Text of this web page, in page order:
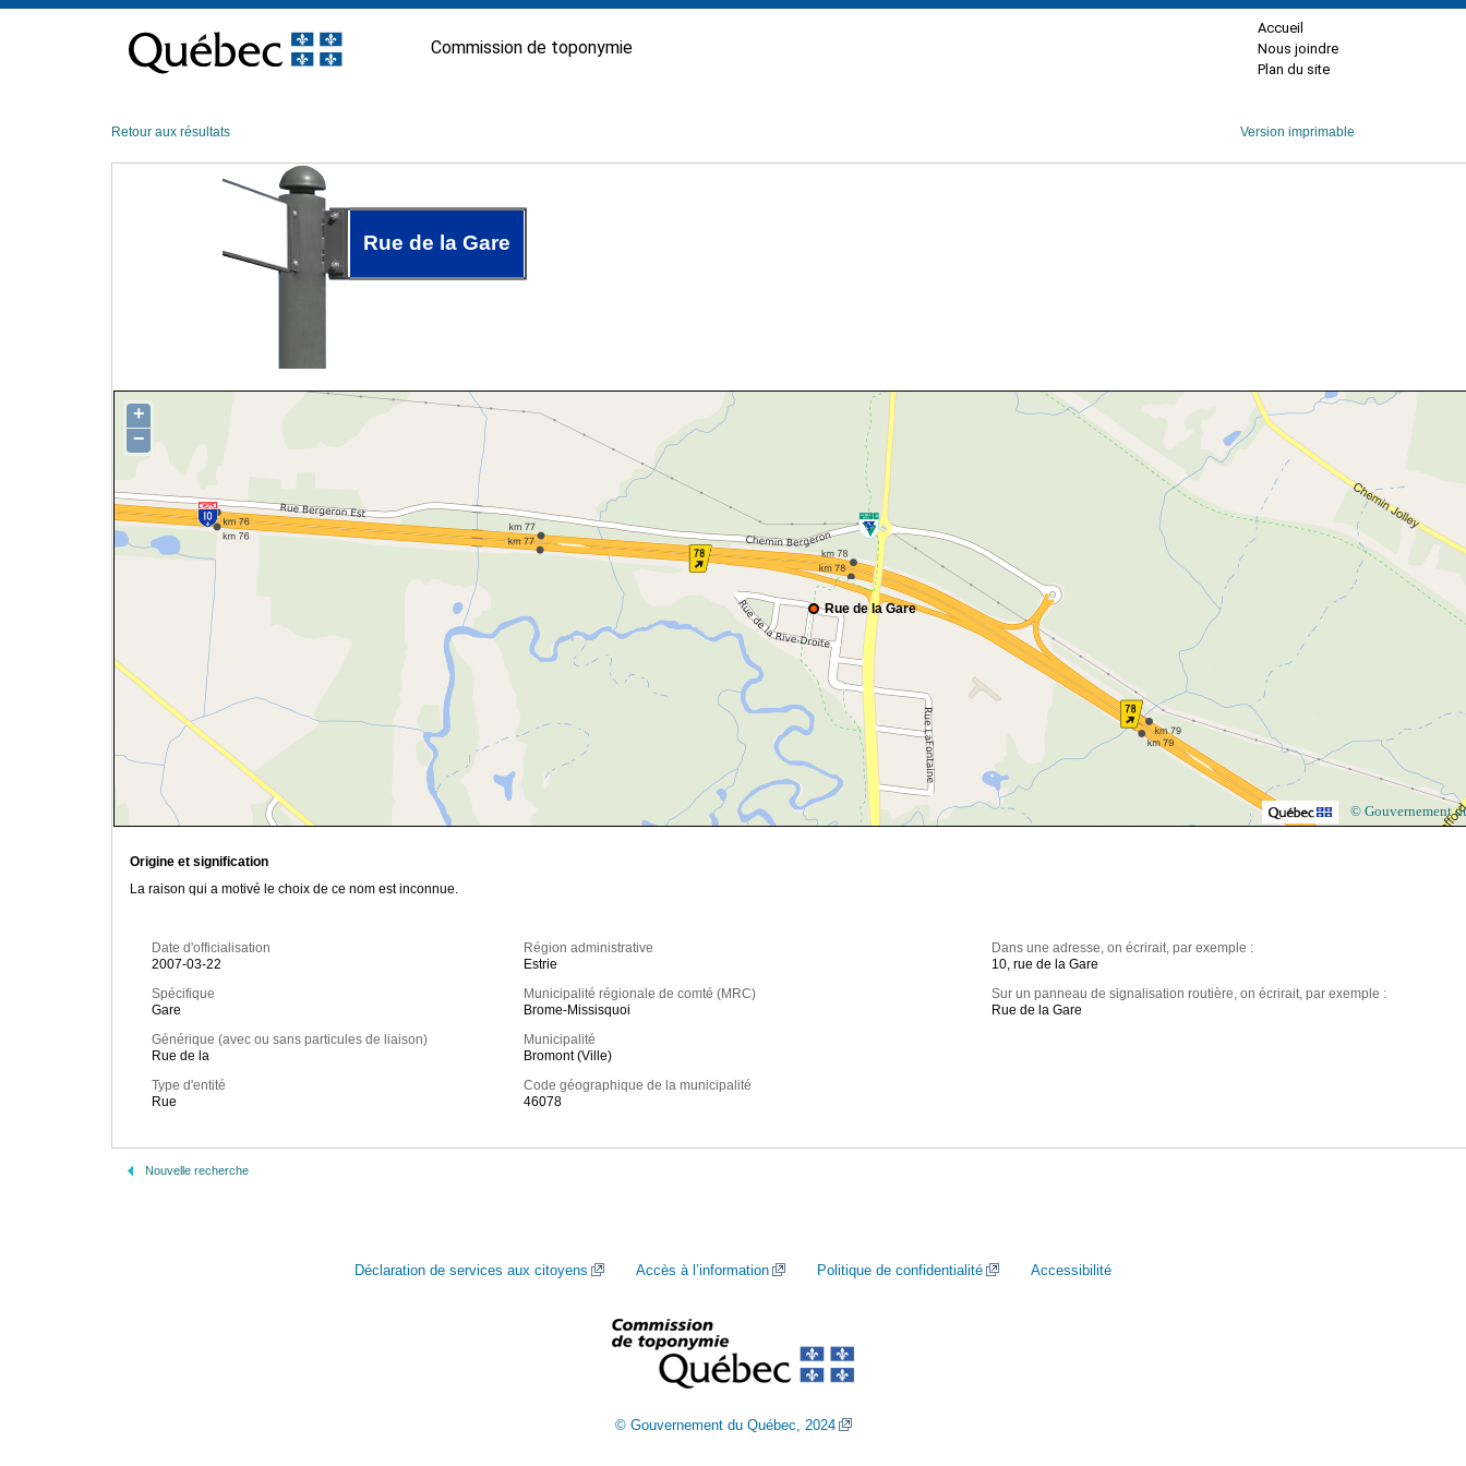
contenu
Commission de toponymie
Accueil
Nous joindre
Plan du site
Retour aux résultats Version imprimable
Rue de la Gare
Rue de la Gare
+
−
© Gouvernement
Origine et signification
La raison qui a motivé le choix de ce nom est inconnue.
Date d'officialisation
2007-03-22
Spécifique
Gare
Générique (avec ou sans particules de liaison)
Rue de la
Type d'entité
Rue
Région administrative
Estrie
Municipalité régionale de comté (MRC)
Brome-Missisquoi
Municipalité
Bromont (Ville)
Code géographique de la municipalité
46078
Dans une adresse, on écrirait, par exemple :
10, rue de la Gare
Sur un panneau de signalisation routière, on écrirait, par exemple :
Rue de la Gare
Nouvelle recherche
Déclaration de services aux citoyens Accès à l’information Politique de confidentialité Accessibilité
© Gouvernement du Québec, 2024